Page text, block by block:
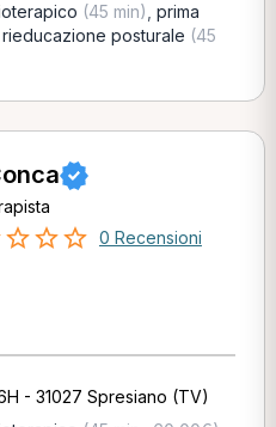
(45 min) prima
rieducazione posturale (45
0 Recensioni
- 31027 Spresiano (TV)